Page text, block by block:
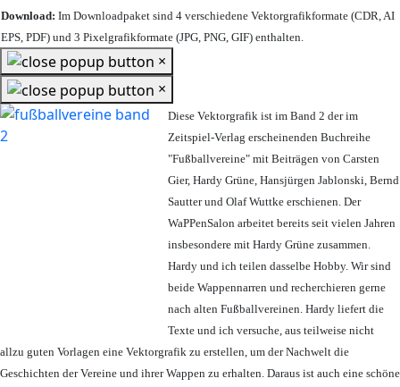
Download: Im Downloadpaket sind 4 verschiedene Vektorgrafikformate (CDR, AI
EPS, PDF) und 3 Pixelgrafikformate (JPG, PNG, GIF) enthalten.
×
×
Diese Vektorgrafik ist im Band 2 der im
Zeitspiel-Verlag erscheinenden Buchreihe
"Fußballvereine" mit Beiträgen von Carsten
Gier, Hardy Grüne, Hansjürgen Jablonski, Bernd
Sautter und Olaf Wuttke erschienen. Der
WaPPenSalon arbeitet bereits seit vielen Jahren
insbesondere mit Hardy Grüne zusammen.
Hardy und ich teilen dasselbe Hobby. Wir sind
beide Wappennarren und recherchieren gerne
nach alten Fußballvereinen. Hardy liefert die
Texte und ich versuche, aus teilweise nicht
allzu guten Vorlagen eine Vektorgrafik zu erstellen, um der Nachwelt die
Geschichten der Vereine und ihrer Wappen zu erhalten. Daraus ist auch eine schöne